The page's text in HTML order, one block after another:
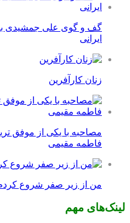
گف و گوی علی جمشیدی با
ایرانی
زنان کارآفرین
مصاحبه با یکی از موفق
فاطمه مقیمی
من از زیر صفر شروع
لینک‌های مهم